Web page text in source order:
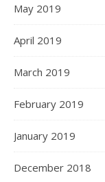
May 2019
April 2019
March 2019
February 2019
January 2019
December 2018